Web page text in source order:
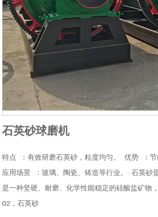
石英砂球磨机
特点 ：有效研磨石英砂，粒度均匀。 优势 ：节
应用场景 ：玻璃、陶瓷、铸造等行业。 石英砂
是一种坚硬、耐磨、化学性能稳定的硅酸盐矿物
O2，石英砂